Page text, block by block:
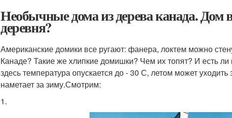
Необычные дома из дерева канада. Дом
деревня?
Американские домики все ругают: фанера, локтем можно
Канаде? Такие же хлипкие домишки? Чем их топят? И есть
здесь температура опускается до - 30 С, летом может
наметает за зиму.Смотрим:
1.